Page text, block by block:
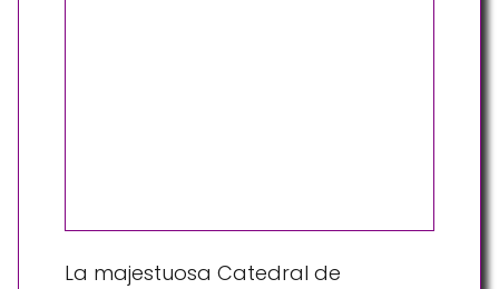
La majestuosa Catedral de